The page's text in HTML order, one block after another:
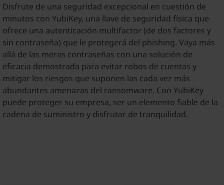
Disfrute de una seguridad excepcional en cuestión de
minutos con YubiKey, una llave de seguridad física que
ofrece una autenticación multifactor (de dos factores y
sin contraseña) que le protegerá del phishing. Vaya más
allá de las meras contraseñas con una solución de
eficacia demostrada para evitar robos de cuentas y
mitigar los riesgos que suponen las cada vez más
abundantes amenazas del ransomware. Con YubiKey
puede proteger su empresa, ser un elemento fiable de la
cadena de suministro y disfrutar de tranquilidad.